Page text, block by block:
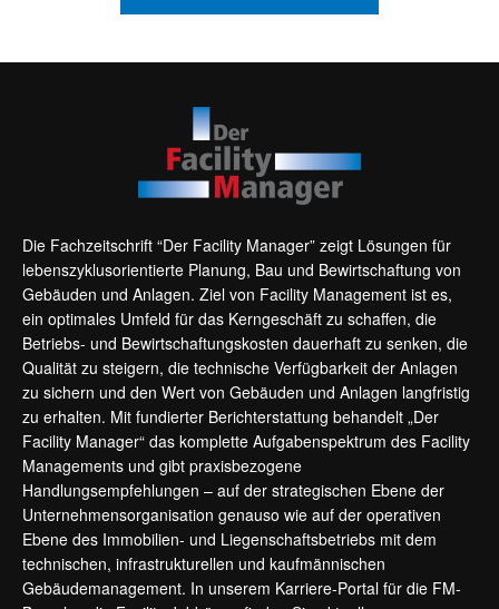
Die Fachzeitschrift “Der Facility Manager” zeigt Lösungen für
lebenszyklusorientierte Planung, Bau und Bewirtschaftung von
Gebäuden und Anlagen. Ziel von Facility Management ist es,
ein optimales Umfeld für das Kerngeschäft zu schaffen, die
Betriebs- und Bewirtschaftungskosten dauerhaft zu senken, die
Qualität zu steigern, die technische Verfügbarkeit der Anlagen
zu sichern und den Wert von Gebäuden und Anlagen langfristig
zu erhalten. Mit fundierter Berichterstattung behandelt „Der
Facility Manager“ das komplette Aufgabenspektrum des Facility
Managements und gibt praxisbezogene
Handlungsempfehlungen – auf der strategischen Ebene der
Unternehmensorganisation genauso wie auf der operativen
Ebene des Immobilien- und Liegenschaftsbetriebs mit dem
technischen, infrastrukturellen und kaufmännischen
Gebäudemanagement. In unserem Karriere-Portal für die FM-